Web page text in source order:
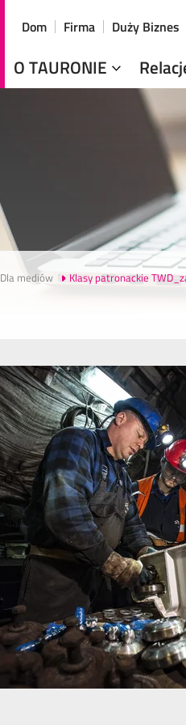
Dom Firma Duży Biznes
O TAURONIE
Dla mediów Klasy patronackie